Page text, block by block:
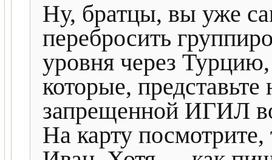
Ну, братцы, вы уже
перебросить
уровня через
которые,
запрещенной ИГИЛ
На карту